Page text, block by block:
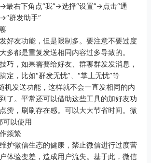
最右下角点“我”→选择“设置”→点击“通
群发助手”
好友功能，但是限制多。要注意不要过度
多都是重复发送相同内容过多导致的。
巧，如果需要给好友、群聊群发发消息，
定，比如“群发无忧”、“掌上无忧”等
机发送功能，这样就不会一直发相同的内
了。平常还可以借助这些工具的加好友功
赞，刷刷存在感。可以大大节省时间。微
可以使用
频繁
护微信生态的健康，禁止微信进行过度营
体验变差，造成用户流失。基于此，微信